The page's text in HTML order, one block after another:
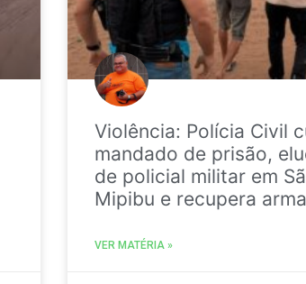
Violência: Polícia Civil
mandado de prisão,
de policial militar em
Mipibu e recupera
VER MATÉRIA »